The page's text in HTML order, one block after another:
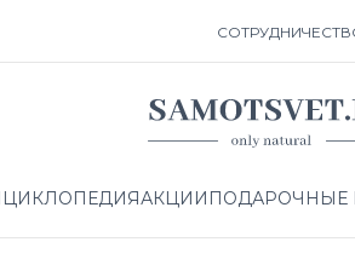
АКЦИИ ПОДАРОЧНЫЕ